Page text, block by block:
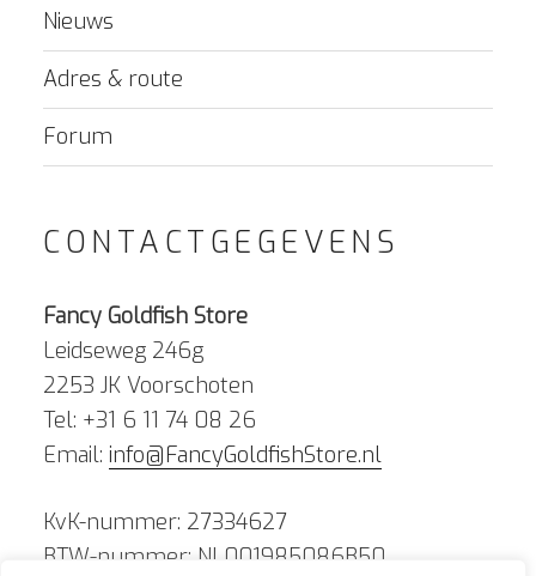
Nieuws
Adres & route
Forum
CONTACTGEGEVENS
Fancy Goldfish Store
Leidseweg 246g
2253 JK Voorschoten
Tel: +31 6 11 74 08 26
Email: info@FancyGoldfishStore.nl
KvK-nummer: 27334627
BTW-nummer: NL001985086B50